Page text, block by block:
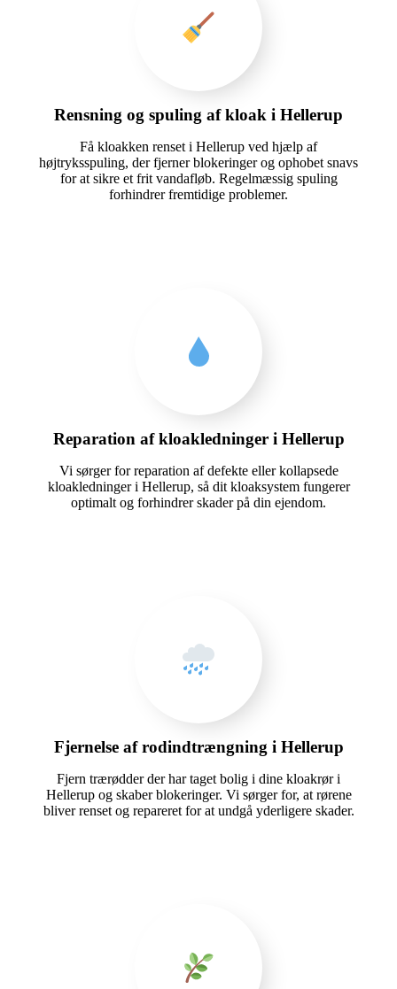
Rensning og spuling af kloak i Hellerup
Få kloakken renset i Hellerup ved hjælp af
højtryksspuling, der fjerner blokeringer og ophobet snavs
for at sikre et frit vandafløb. Regelmæssig spuling
forhindrer fremtidige problemer.
Reparation af kloakledninger i Hellerup
Vi sørger for reparation af defekte eller kollapsede
kloakledninger i Hellerup, så dit kloaksystem fungerer
optimalt og forhindrer skader på din ejendom.
Fjernelse af rodindtrængning i Hellerup
Fjern trærødder der har taget bolig i dine kloakrør i
Hellerup og skaber blokeringer. Vi sørger for, at rørene
bliver renset og repareret for at undgå yderligere skader.